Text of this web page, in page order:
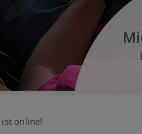
ist online!